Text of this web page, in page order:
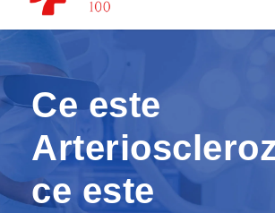
Ce este
ce este